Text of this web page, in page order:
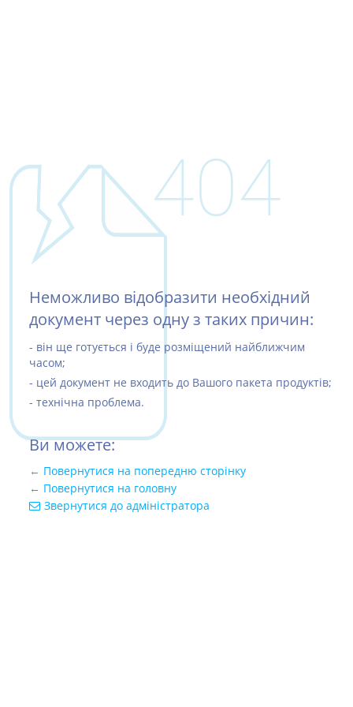
404
Неможливо відобразити необхідний
документ через одну з таких причин:
- він ще готується і буде розміщений найближчим
часом;
- цей документ не входить до Вашого пакета продуктів;
- технічна проблема.
Ви можете:
← Повернутися на попередню сторінку
← Повернутися на головну
Звернутися до адміністратора